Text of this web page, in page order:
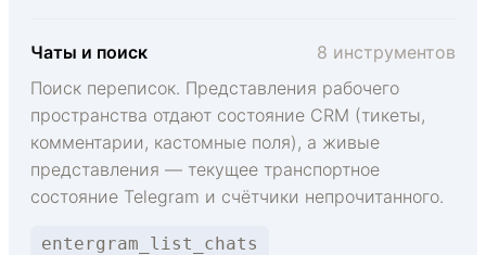
Чаты и поиск
8 инструментов
Поиск переписок. Представления рабочего
пространства отдают состояние CRM (тикеты,
комментарии, кастомные поля), а живые
представления — текущее транспортное
состояние Telegram и счётчики непрочитанного.
entergram_list_chats